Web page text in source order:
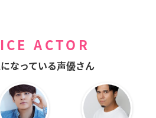
ACTOR
なっている声優さん